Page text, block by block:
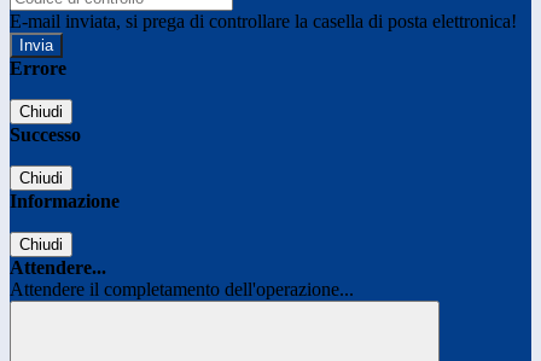
E-mail inviata, si prega di controllare la casella di posta elettronica!
Errore
Chiudi
Successo
Chiudi
Informazione
Chiudi
Attendere...
Attendere il completamento dell'operazione...